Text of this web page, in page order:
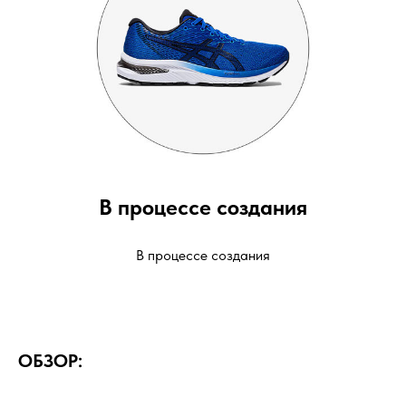
В процессе создания
В процессе создания
ОБЗОР: